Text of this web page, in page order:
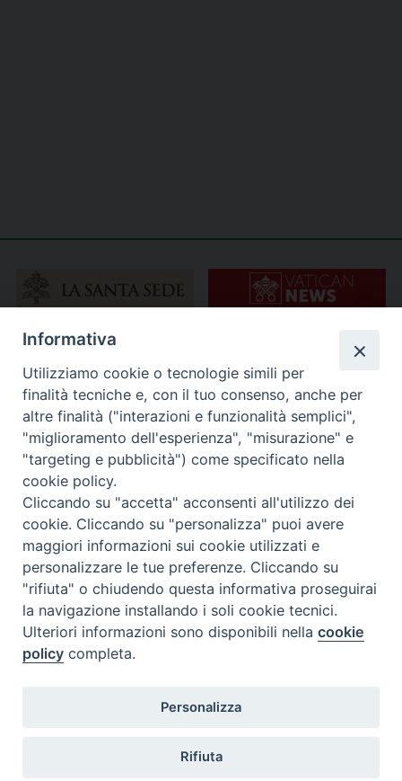
Informativa
Utilizziamo cookie o tecnologie simili per
finalità tecniche e, con il tuo consenso, anche per
altre finalità ("interazioni e funzionalità semplici",
"miglioramento dell'esperienza", "misurazione" e
"targeting e pubblicità") come specificato nella
cookie policy.
Cliccando su "accetta" acconsenti all'utilizzo dei
cookie. Cliccando su "personalizza" puoi avere
maggiori informazioni sui cookie utilizzati e
personalizzare le tue preferenze. Cliccando su
"rifiuta" o chiudendo questa informativa proseguirai
la navigazione installando i soli cookie tecnici.
Ulteriori informazioni sono disponibili nellacookie
policy completa.
Personalizza
Rifiuta